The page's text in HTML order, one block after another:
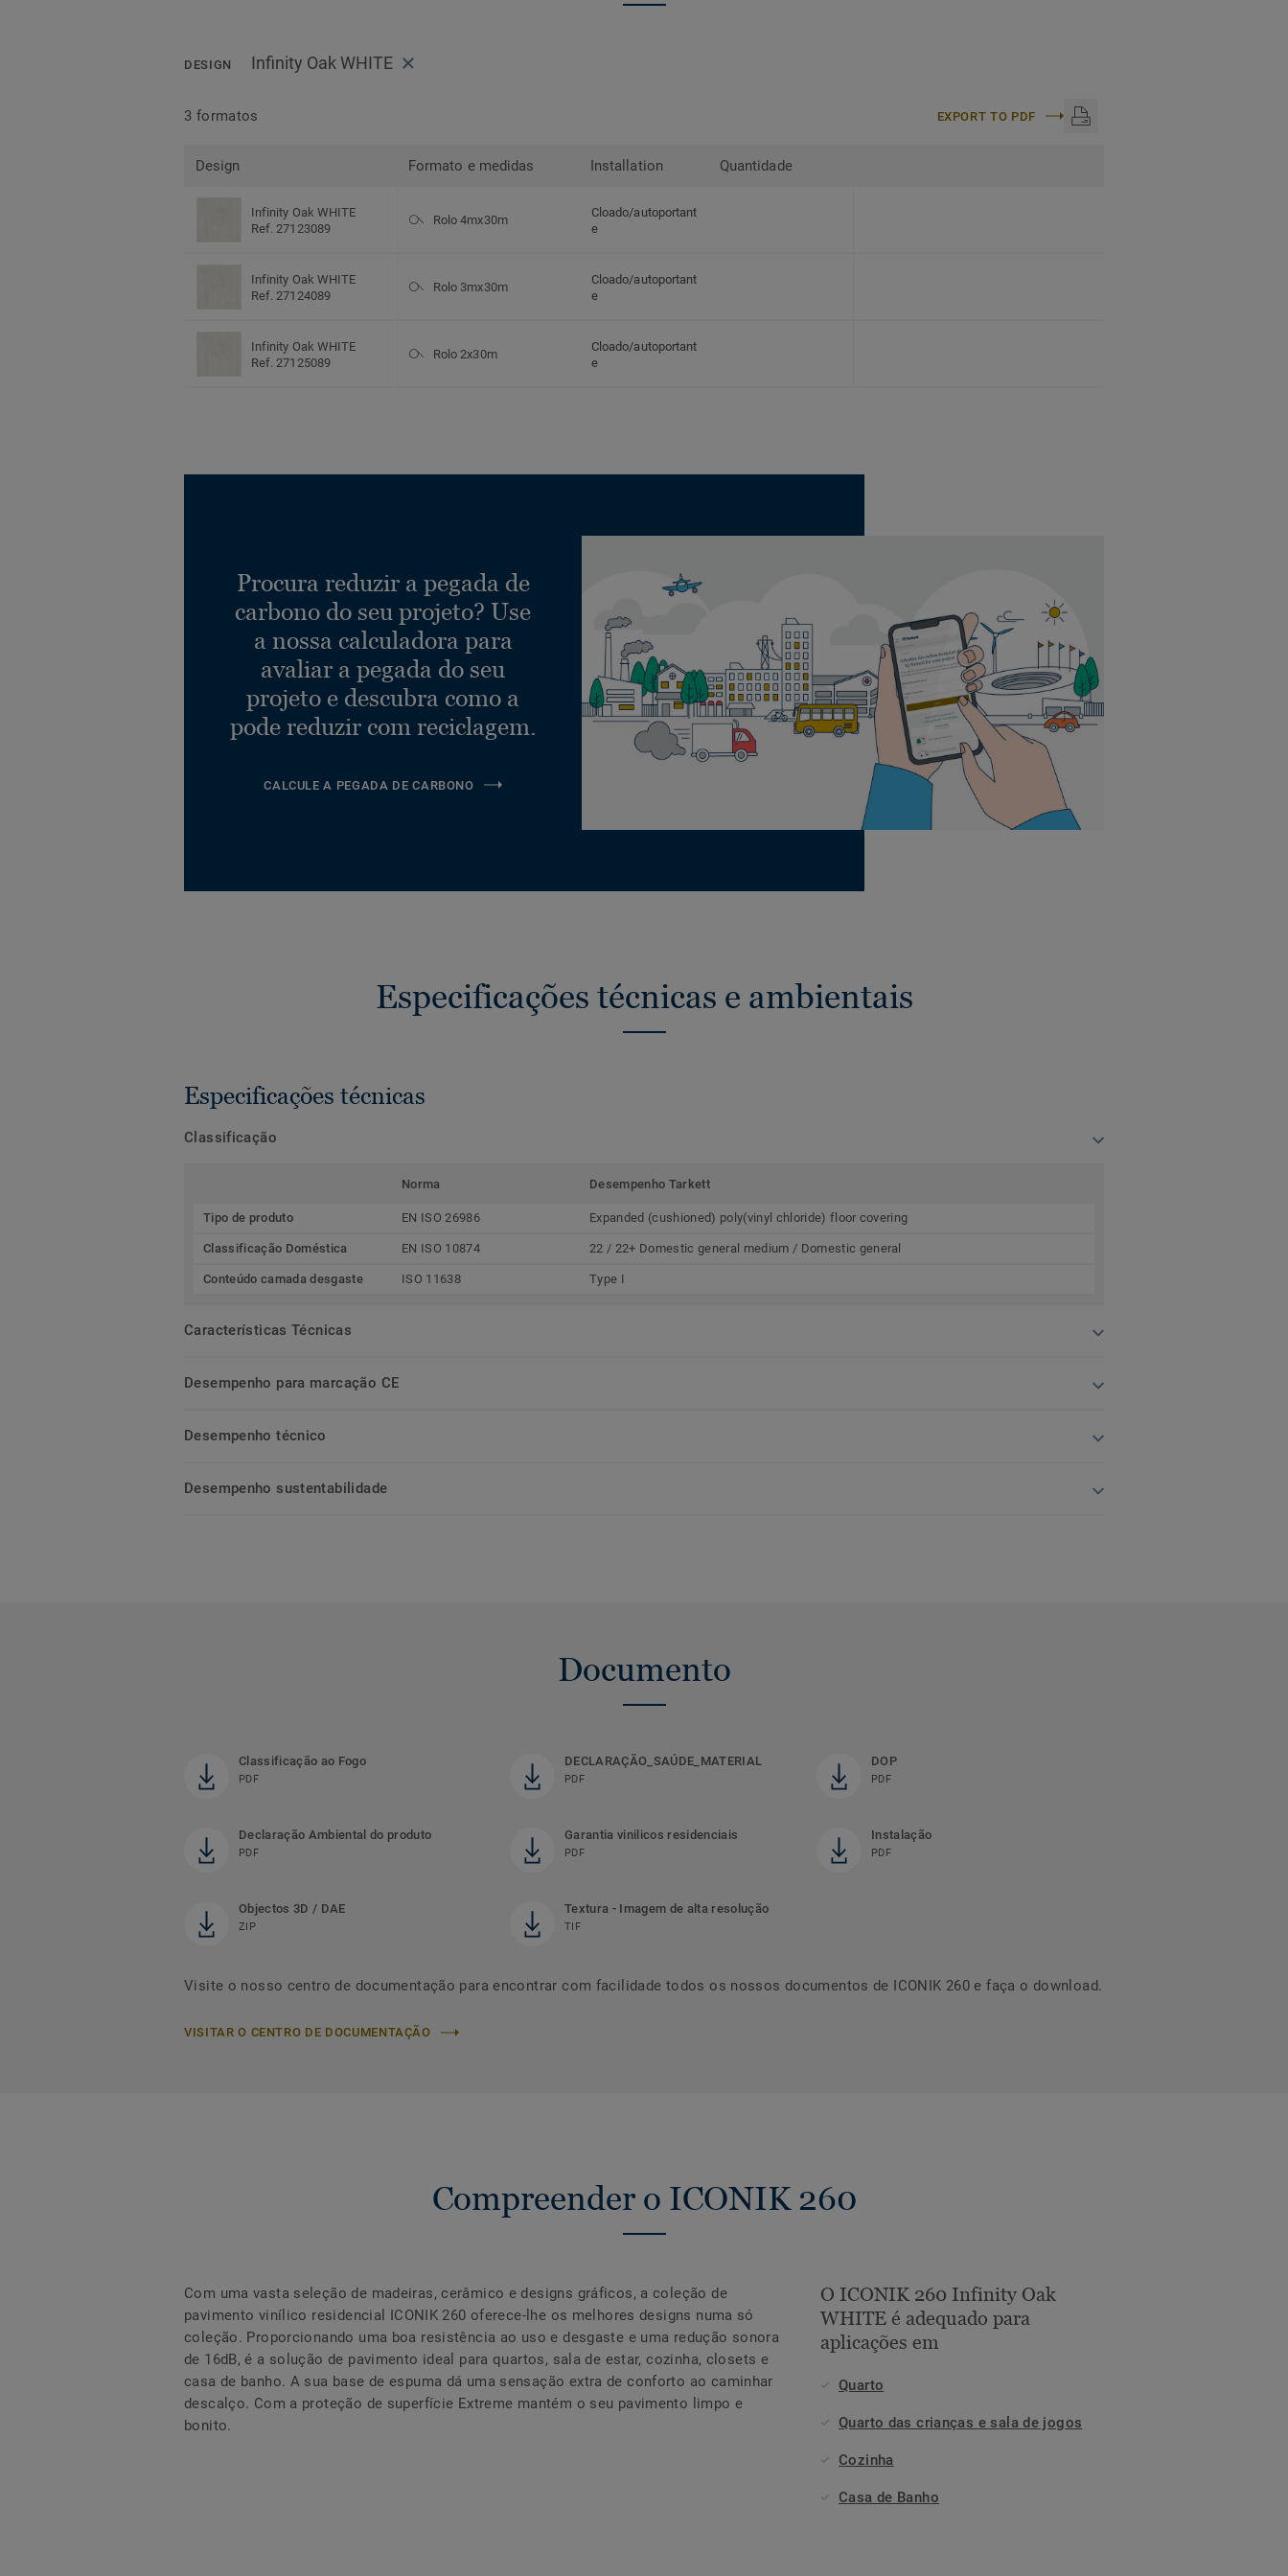
DESIGN Infinity Oak WHITE
3 formatos EXPORT TO PDF
Design Formato e medidas Installation Quantidade
Infinity Oak WHITE
Ref. 27123089
Rolo 4mx30m
Cloado/autoportant
e
Infinity Oak WHITE
Ref. 27124089
Rolo 3mx30m
Cloado/autoportant
e
Infinity Oak WHITE
Ref. 27125089
Rolo 2x30m
Cloado/autoportant
e
Procura reduzir a pegada de
carbono do seu projeto? Use
a nossa calculadora para
avaliar a pegada do seu
projeto e descubra como a
pode reduzir com reciclagem.
CALCULE A PEGADA DE CARBONO
Especificações técnicas e ambientais
Especificações técnicas
Classificação
Norma Desempenho Tarkett
Tipo de produto EN ISO 26986 Expanded (cushioned) poly(vinyl chloride) floor covering
Classificação Doméstica EN ISO 10874 22 / 22+ Domestic general medium / Domestic general
Conteúdo camada desgaste ISO 11638 Type I
Características Técnicas
Desempenho para marcação CE
Desempenho técnico
Desempenho sustentabilidade
Documento
Classificação ao Fogo
PDF
DECLARAÇÃO_SAÚDE_MATERIAL
PDF
DOP
PDF
Declaração Ambiental do produto
PDF
Garantia vinilicos residenciais
PDF
Instalação
PDF
Objectos 3D / DAE
ZIP
Textura - Imagem de alta resolução
TIF
Visite o nosso centro de documentação para encontrar com facilidade todos os nossos documentos de ICONIK 260 e faça o download.
VISITAR O CENTRO DE DOCUMENTAÇÃO
Compreender o ICONIK 260
Com uma vasta seleção de madeiras, cerâmico e designs gráficos, a coleção de
pavimento vinílico residencial ICONIK 260 oferece-lhe os melhores designs numa só
coleção. Proporcionando uma boa resistência ao uso e desgaste e uma redução sonora
de 16dB, é a solução de pavimento ideal para quartos, sala de estar, cozinha, closets e
casa de banho. A sua base de espuma dá uma sensação extra de conforto ao caminhar
descalço. Com a proteção de superfície Extreme mantém o seu pavimento limpo e
bonito.
O ICONIK 260 Infinity Oak
WHITE é adequado para
aplicações em
Quarto
Quarto das crianças e sala de jogos
Cozinha
Casa de Banho